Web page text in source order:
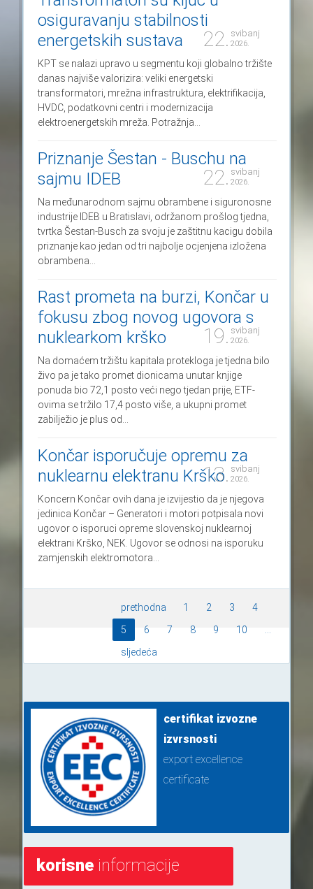
22. svibanj
2026.
osiguravanju stabilnosti
energetskih sustava
KPT se nalazi upravo u segmentu koji globalno tržište
danas najviše valorizira: veliki energetski
transformatori, mrežna infrastruktura, elektrifikacija,
HVDC, podatkovni centri i modernizacija
elektroenergetskih mreža. Potražnja...
22. svibanj
2026.
Priznanje Šestan - Buschu na
sajmu IDEB
Na međunarodnom sajmu obrambene i siguronosne
industrije IDEB u Bratislavi, održanom prošlog tjedna,
tvrtka Šestan-Busch za svoju je zaštitnu kacigu dobila
priznanje kao jedan od tri najbolje ocjenjena izložena
obrambena...
19. svibanj
2026.
Rast prometa na burzi, Končar u
fokusu zbog novog ugovora s
nuklearkom krško
Na domaćem tržištu kapitala protekloga je tjedna bilo
živo pa je tako promet dionicama unutar knjige
ponuda bio 72,1 posto veći nego tjedan prije, ETF-
ovima se tržilo 17,4 posto više, a ukupni promet
zabilježio je plus od...
13. svibanj
2026.
Končar isporučuje opremu za
nuklearnu elektranu Krško
Koncern Končar ovih dana je izvijestio da je njegova
jedinica Končar – Generatori i motori potpisala novi
ugovor o isporuci opreme slovenskoj nuklearnoj
elektrani Krško, NEK. Ugovor se odnosi na isporuku
zamjenskih elektromotora...
prethodna 1 2 3
4
5
6 7 8 9 10
sljedeća
certifikat izvozne
izvrsnosti
export excellence
certificate
korisneinformacije